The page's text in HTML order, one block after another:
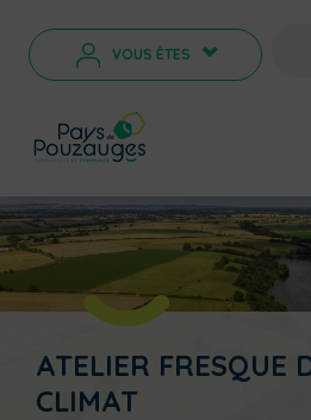
VOUS ÊTES >
ATELIER FRESQUE
CLIMAT